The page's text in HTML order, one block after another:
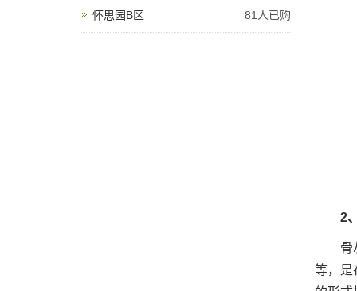
2、
骨灰
等，是
怀思园B区 81人已购